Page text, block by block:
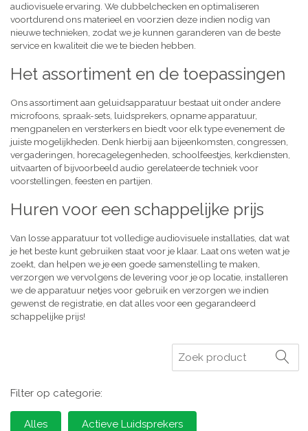
audiovisuele ervaring. We dubbelchecken en optimaliseren
voortdurend ons materieel en voorzien deze indien nodig van
nieuwe technieken, zodat we je kunnen garanderen van de beste
service en kwaliteit die we te bieden hebben.
Het assortiment en de toepassingen
Ons assortiment aan geluidsapparatuur bestaat uit onder andere
microfoons, spraak-sets, luidsprekers, opname apparatuur,
mengpanelen en versterkers en biedt voor elk type evenement de
juiste mogelijkheden. Denk hierbij aan bijeenkomsten, congressen,
vergaderingen, horecagelegenheden, schoolfeestjes, kerkdiensten,
uitvaarten of bijvoorbeeld audio gerelateerde techniek voor
voorstellingen, feesten en partijen.
Huren voor een schappelijke prijs
Van losse apparatuur tot volledige audiovisuele installaties, dat wat
je het beste kunt gebruiken staat voor je klaar. Laat ons weten wat je
zoekt, dan helpen we je een goede samenstelling te maken,
verzorgen we vervolgens de levering voor je op locatie, installeren
we de apparatuur netjes voor gebruik en verzorgen we indien
gewenst de registratie, en dat alles voor een gegarandeerd
schappelijke prijs!
Zoeken
Filter op categorie:
Alles Actieve Luidsprekers